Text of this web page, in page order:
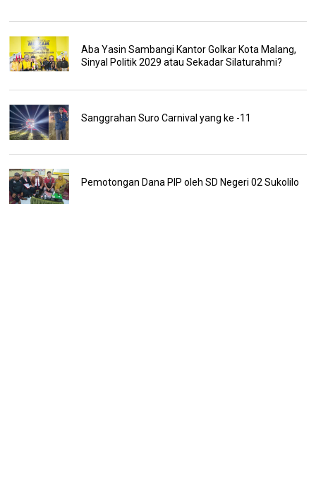
Aba Yasin Sambangi Kantor Golkar Kota Malang,
Sinyal Politik 2029 atau Sekadar Silaturahmi?
Sanggrahan Suro Carnival yang ke -11
Pemotongan Dana PIP oleh SD Negeri 02 Sukolilo